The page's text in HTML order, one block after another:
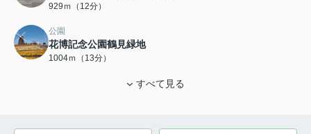
929ｍ（12分）
公園
花博記念公園鶴見緑地
1004ｍ（13分）
すべて見る